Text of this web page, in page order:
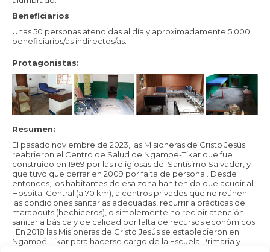
Beneficiarios
Unas 50 personas atendidas al día y aproximadamente 5.000
beneficiarios/as indirectos/as.
Protagonistas:
Resumen:
El pasado noviembre de 2023, las Misioneras de Cristo Jesús
reabrieron el Centro de Salud de Ngambe-Tikar que fue
construido en 1969 por las religiosas del Santísimo Salvador, y
que tuvo que cerrar en 2009 por falta de personal. Desde
entonces, los habitantes de esa zona han tenido que acudir al
Hospital Central (a 70 km), a centros privados que no reúnen
las condiciones sanitarias adecuadas, recurrir a prácticas de
marabouts (hechiceros), o simplemente no recibir atención
sanitaria básica y de calidad por falta de recursos económicos.
En 2018 las Misioneras de Cristo Jesús se establecieron en
Ngambé-Tikar para hacerse cargo de la Escuela Primaria y